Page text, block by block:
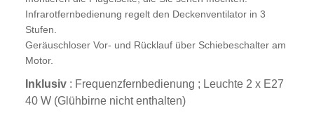
Infrarotfernbedienung regelt den Deckenventilator in 3
Stufen.
Geräuschloser Vor- und Rücklauf über Schiebeschalter am
Motor.
Inklusiv : Frequenzfernbedienung ; Leuchte 2 x E27
40 W (Glühbirne nicht enthalten)